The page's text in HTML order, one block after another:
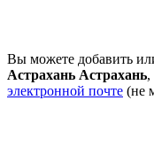
Вы можете добавить
Астрахань Астрахань,
электронной почте (не